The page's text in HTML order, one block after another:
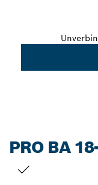
PRO BA